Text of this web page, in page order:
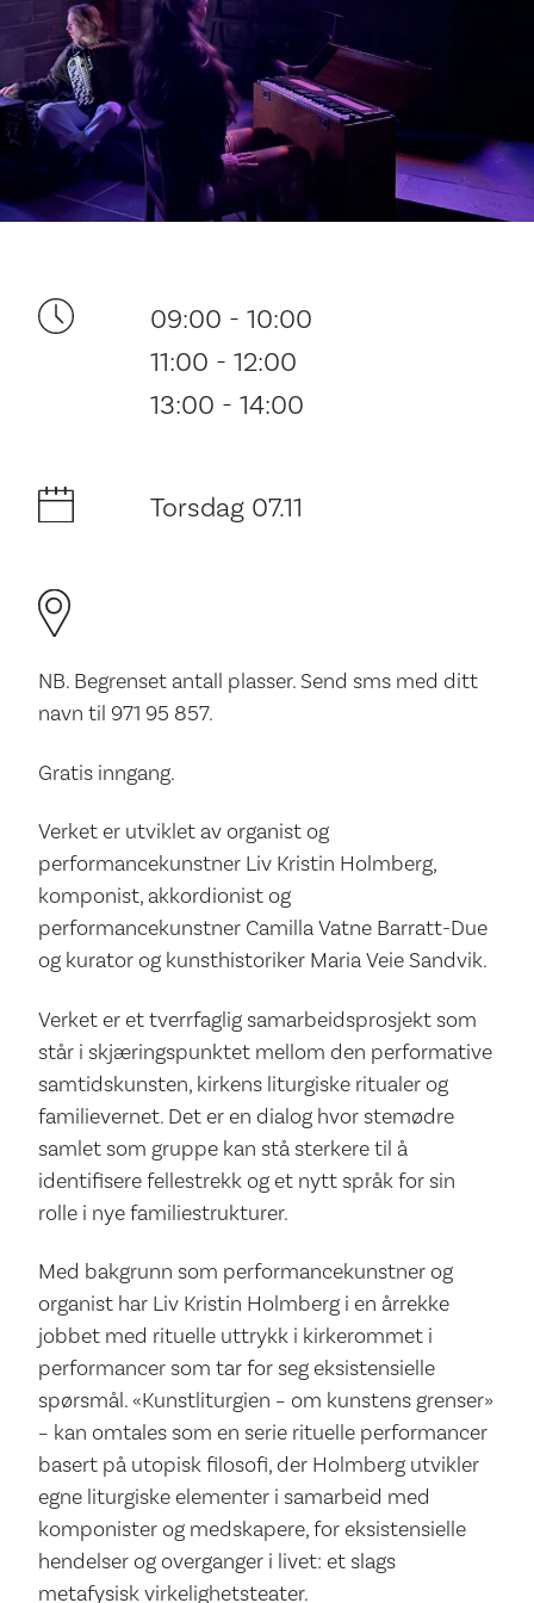
Ditt besøk
09:00 - 10:00
11:00 - 12:00
13:00 - 14:00
Torsdag 07.11
NB. Begrenset antall plasser. Send sms med ditt
navn til 971 95 857.
Gratis inngang.
Verket er utviklet av organist og
performancekunstner Liv Kristin Holmberg,
komponist, akkordionist og
performancekunstner Camilla Vatne Barratt-Due
og kurator og kunsthistoriker Maria Veie Sandvik.
Verket er et tverrfaglig samarbeidsprosjekt som
står i skjæringspunktet mellom den performative
samtidskunsten, kirkens liturgiske ritualer og
familievernet. Det er en dialog hvor stemødre
samlet som gruppe kan stå sterkere til å
identifisere fellestrekk og et nytt språk for sin
rolle i nye familiestrukturer.
Med bakgrunn som performancekunstner og
organist har Liv Kristin Holmberg i en årrekke
jobbet med rituelle uttrykk i kirkerommet i
performancer som tar for seg eksistensielle
spørsmål. «Kunstliturgien – om kunstens grenser»
– kan omtales som en serie rituelle performancer
basert på utopisk filosofi, der Holmberg utvikler
egne liturgiske elementer i samarbeid med
komponister og medskapere, for eksistensielle
hendelser og overganger i livet: et slags
metafysisk virkelighetsteater.